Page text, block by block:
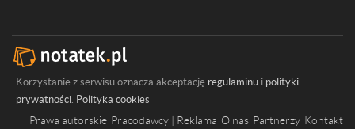
Korzystanie z serwisu oznacza akceptację regulaminu i polityki
prywatności. Polityka cookies
Prawa autorskie Pracodawcy | Reklama O nas Partnerzy Kontakt